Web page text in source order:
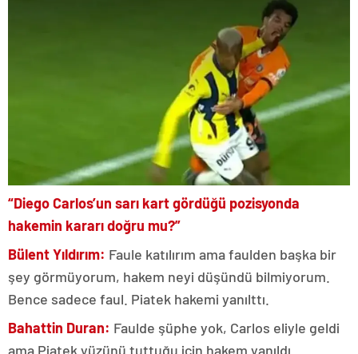
“Diego Carlos’un sarı kart gördüğü pozisyonda
hakemin kararı doğru mu?”
Bülent Yıldırım: Faule katılırım ama faulden başka bir
şey görmüyorum, hakem neyi düşündü bilmiyorum.
Bence sadece faul. Piatek hakemi yanılttı.
Bahattin Duran: Faulde şüphe yok, Carlos eliyle geldi
ama Piatek yüzünü tuttuğu için hakem yanıldı.